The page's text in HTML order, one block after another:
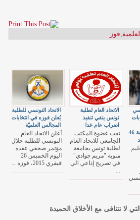
;فوز
الاتحاد التونسي للطلبة
يُعلن فوزه في انتخابات
المجالس العلميّة
أعلن الاتحاد العام
التونسي للطلبة خلال
مؤتمر صحفي عقده
اليوم الخميس 26
فيفري 2015، فوزه ...
الاتحاد العام لطلبة
تونس ينفي تنفيذ
اضراب عام غدا
نفت عضوة المكتب
الجامعي للاتحاد العام
لطلبة تونس بجامعة
منوبة "مريم جوادي"
في تصريح إذاعي الي
...
ويتحصل على نسبة 46
لا تتنافى مع الأخلاق الحميدة